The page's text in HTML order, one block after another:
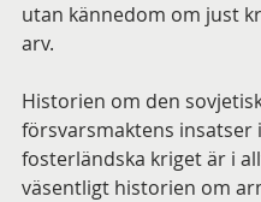
utan kännedom om just
arv.
Historien om den
försvarsmaktens insatser
fosterländska kriget är i
väsentligt historien om